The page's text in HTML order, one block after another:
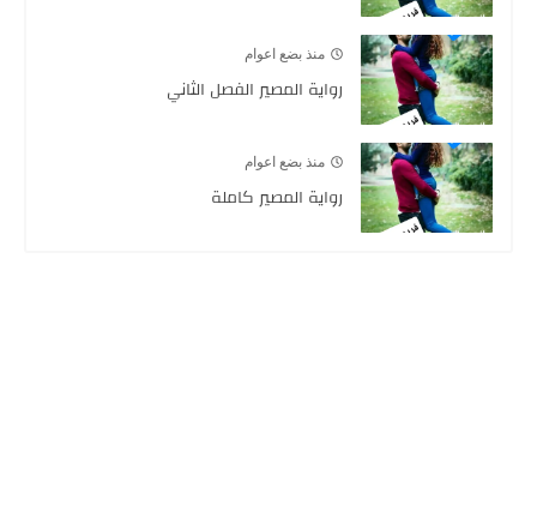
منذ بضع اعوام
رواية المصير الفصل الثاني
منذ بضع اعوام
رواية المصير كاملة